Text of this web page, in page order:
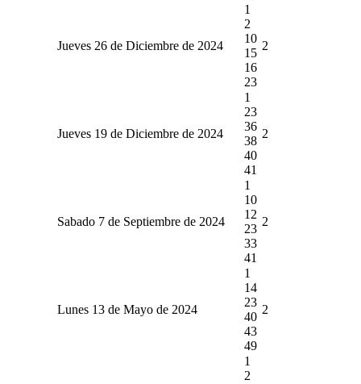
Jueves 26 de Diciembre de 2024
1
2
10
15
16
23
2
Jueves 19 de Diciembre de 2024
1
23
36
38
40
41
2
Sabado 7 de Septiembre de 2024
1
10
12
23
33
41
2
Lunes 13 de Mayo de 2024
1
14
23
40
43
49
2
1
2